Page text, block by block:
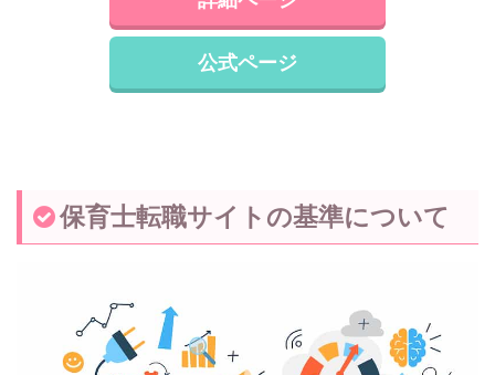
公式ページ
保育士転職サイトの基準について